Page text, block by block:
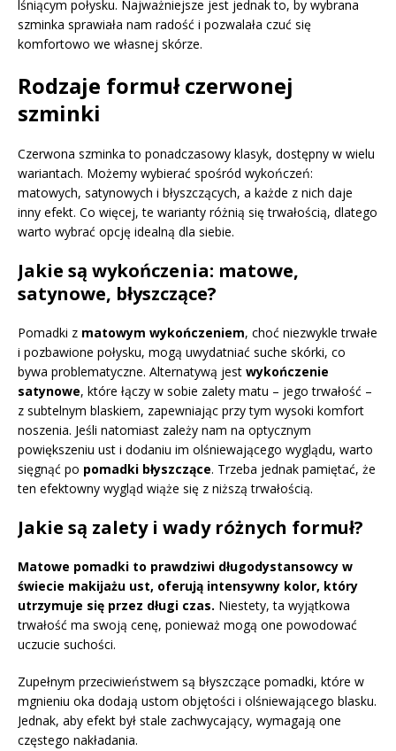
lśniącym połysku. Najważniejsze jest jednak to, by wybrana
szminka sprawiała nam radość i pozwalała czuć się
komfortowo we własnej skórze.
Rodzaje formuł czerwonej
szminki
Czerwona szminka to ponadczasowy klasyk, dostępny w wielu
wariantach. Możemy wybierać spośród wykończeń:
matowych, satynowych i błyszczących, a każde z nich daje
inny efekt. Co więcej, te warianty różnią się trwałością, dlatego
warto wybrać opcję idealną dla siebie.
Jakie są wykończenia: matowe,
satynowe, błyszczące?
Pomadki z matowym wykończeniem, choć niezwykle trwałe
i pozbawione połysku, mogą uwydatniać suche skórki, co
bywa problematyczne. Alternatywą jest wykończenie
satynowe, które łączy w sobie zalety matu – jego trwałość –
z subtelnym blaskiem, zapewniając przy tym wysoki komfort
noszenia. Jeśli natomiast zależy nam na optycznym
powiększeniu ust i dodaniu im olśniewającego wyglądu, warto
sięgnąć po pomadki błyszczące. Trzeba jednak pamiętać, że
ten efektowny wygląd wiąże się z niższą trwałością.
Jakie są zalety i wady różnych formuł?
Matowe pomadki to prawdziwi długodystansowcy w
świecie makijażu ust, oferują intensywny kolor, który
utrzymuje się przez długi czas. Niestety, ta wyjątkowa
trwałość ma swoją cenę, ponieważ mogą one powodować
uczucie suchości.
Zupełnym przeciwieństwem są błyszczące pomadki, które w
mgnieniu oka dodają ustom objętości i olśniewającego blasku.
Jednak, aby efekt był stale zachwycający, wymagają one
częstego nakładania.